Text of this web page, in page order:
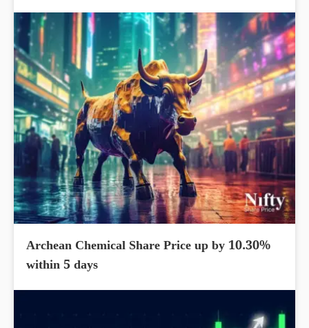
Archean Chemical Share Price up by 10.30%
within 5 days